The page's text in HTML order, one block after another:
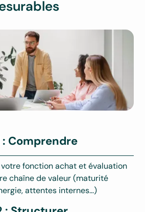
: Comprendre
fonction achat et évaluation
chaîne de valeur (maturité
attentes internes...)